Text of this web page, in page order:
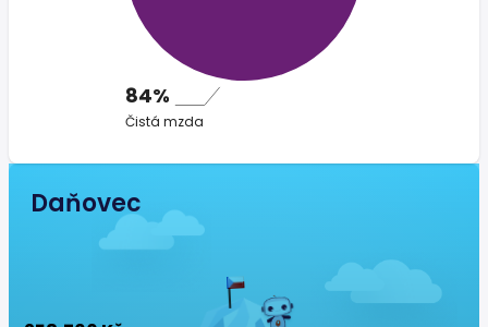
84%
Čistá mzda
Daňovec